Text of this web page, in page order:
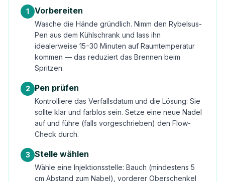
1 Vorbereiten
Wasche die Hände gründlich. Nimm den Rybelsus-
Pen aus dem Kühlschrank und lass ihn
idealerweise 15–30 Minuten auf Raumtemperatur
kommen — das reduziert das Brennen beim
Spritzen.
2 Pen prüfen
Kontrolliere das Verfallsdatum und die Lösung: Sie
sollte klar und farblos sein. Setze eine neue Nadel
auf und führe (falls vorgeschrieben) den Flow-
Check durch.
3 Stelle wählen
Wähle eine Injektionsstelle: Bauch (mindestens 5
cm Abstand zum Nabel), vorderer Oberschenkel